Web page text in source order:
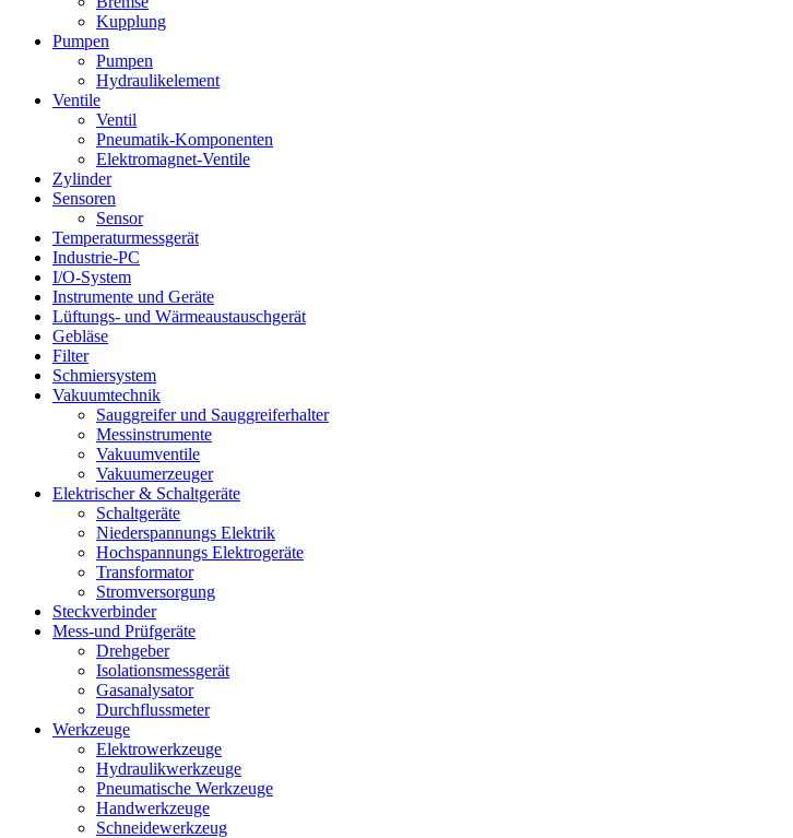
Kupplung
Pumpen
Pumpen
Hydraulikelement
Ventile
Ventil
Pneumatik-Komponenten
Elektromagnet-Ventile
Zylinder
Sensoren
Sensor
Temperaturmessgerät
Industrie-PC
I/O-System
Instrumente und Geräte
Lüftungs- und Wärmeaustauschgerät
Gebläse
Filter
Schmiersystem
Vakuumtechnik
Sauggreifer und Sauggreiferhalter
Messinstrumente
Vakuumventile
Vakuumerzeuger
Elektrischer & Schaltgeräte
Schaltgeräte
Niederspannungs Elektrik
Hochspannungs Elektrogeräte
Transformator
Stromversorgung
Steckverbinder
Mess-und Prüfgeräte
Drehgeber
Isolationsmessgerät
Gasanalysator
Durchflussmeter
Werkzeuge
Elektrowerkzeuge
Hydraulikwerkzeuge
Pneumatische Werkzeuge
Handwerkzeuge
Schneidewerkzeug